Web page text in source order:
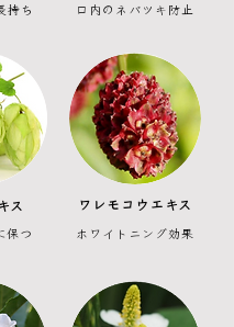
持ち ​口内のネバツキ防止
ス
保つ
​ワレモコウエキス
​ホワイトニング効果